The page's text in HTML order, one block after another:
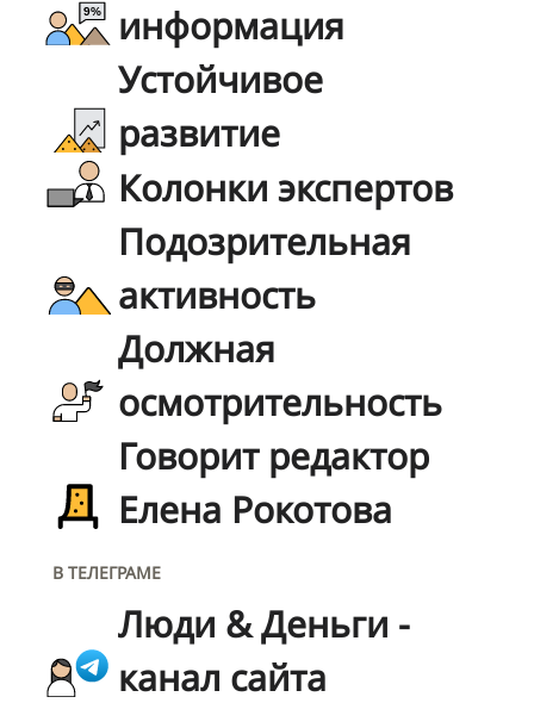
информация
Устойчивое
развитие
Колонки экспертов
Подозрительная
активность
Должная
осмотрительность
Говорит редактор
Елена Рокотова
В ТЕЛЕГРАМЕ
Люди & Деньги -
канал сайта